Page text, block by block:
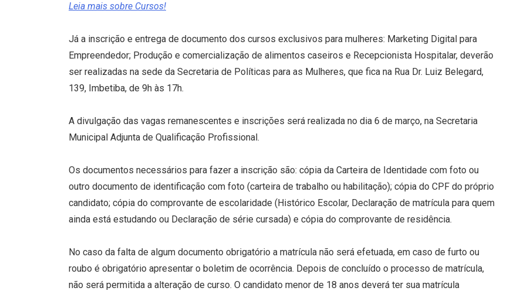
Leia mais sobre Cursos!
Já a inscrição e entrega de documento dos cursos exclusivos para mulheres: Marketing Digital para
Empreendedor; Produção e comercialização de alimentos caseiros e Recepcionista Hospitalar, deverão
ser realizadas na sede da Secretaria de Políticas para as Mulheres, que fica na Rua Dr. Luiz Belegard,
139, Imbetiba, de 9h às 17h.
A divulgação das vagas remanescentes e inscrições será realizada no dia 6 de março, na Secretaria
Municipal Adjunta de Qualificação Profissional.
Os documentos necessários para fazer a inscrição são: cópia da Carteira de Identidade com foto ou
outro documento de identificação com foto (carteira de trabalho ou habilitação); cópia do CPF do próprio
candidato; cópia do comprovante de escolaridade (Histórico Escolar, Declaração de matrícula para quem
ainda está estudando ou Declaração de série cursada) e cópia do comprovante de residência.
No caso da falta de algum documento obrigatório a matrícula não será efetuada, em caso de furto ou
roubo é obrigatório apresentar o boletim de ocorrência. Depois de concluído o processo de matrícula,
não será permitida a alteração de curso. O candidato menor de 18 anos deverá ter sua matrícula